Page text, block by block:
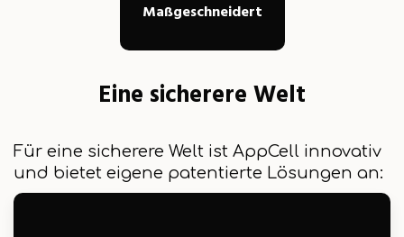
Maßgeschneidert
Eine sicherere Welt
Für eine sicherere Welt ist AppCell innovativ
und bietet eigene patentierte Lösungen an: